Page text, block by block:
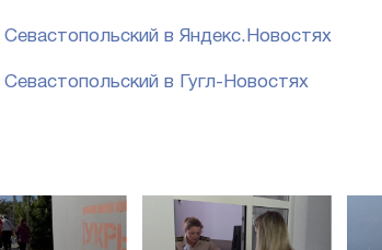
в Яндекс.Новостях
в Гугл-Новостях